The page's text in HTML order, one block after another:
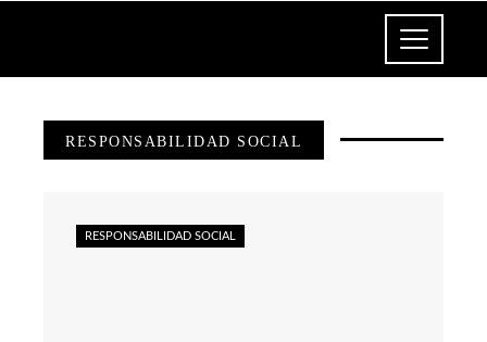
RESPONSABILIDAD SOCIAL
RESPONSABILIDAD SOCIAL